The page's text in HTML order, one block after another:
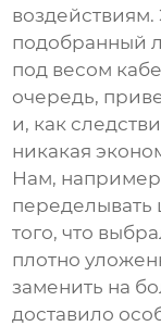
подобранный
под весом
очередь,
и, как
никакая
Нам,
переделывать
того, что
плотно
заменить на
доставило